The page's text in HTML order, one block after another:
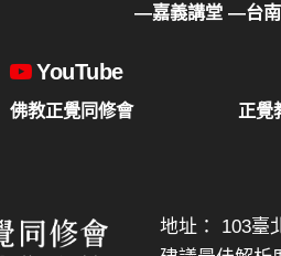
—嘉義講堂 —台
YouTube
佛教正覺同修會 正覺
地址： 103臺